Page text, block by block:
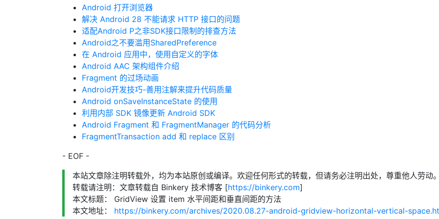
Android 打开浏览器
解决 Android 28 不能请求 HTTP 接口的问题
适配Android P之非SDK接口限制的排查方法
Android之不要滥用SharedPreference
在 Android 应用中，使用自定义的字体
Android AAC 架构组件介绍
Fragment 的过场动画
Android开发技巧-善用注解来提升代码质量
Android onSaveInstanceState 的使用
利用内部 SDK 镜像更新 Android SDK
Android Fragment 和 FragmentManager 的代码分析
FragmentTransaction add 和 replace 区别
- EOF -
本站文章除注明转载外，均为本站原创或编译。欢迎任何形式的转载，但请务必注明出处，尊重他人劳动。
转载请注明：文章转载自 Binkery 技术博客 [https://binkery.com]
本文标题： GridView 设置 item 水平间距和垂直间距的方法
本文地址：
https://binkery.com/archives/2020.08.27-android-gridview-horizontal-vertical-